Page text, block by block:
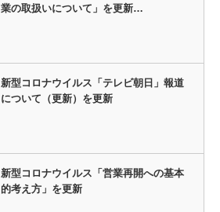
業の取扱いについて」を更新…
新型コロナウイルス「テレビ朝日」報道
について（更新）を更新
新型コロナウイルス「営業再開への基本
的考え方」を更新